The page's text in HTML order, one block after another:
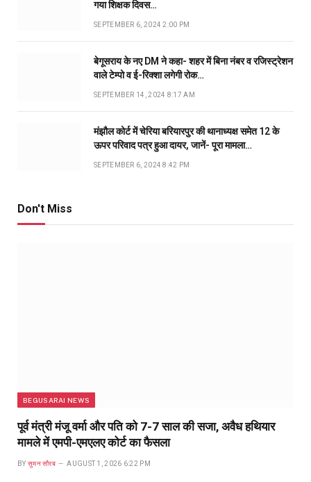
गया शिक्षक दिवस…
SEPTEMBER 6, 2024 2:00 PM
बेगूसराय के नए DM ने कहा- शहर में बिना नंबर व रजिस्ट्रेशन
वाले टेम्पो व ई-रिक्शा लगेगी रोक…
SEPTEMBER 14, 2024 8:17 AM
मंझौल कोर्ट में चेरिया बरियारपुर की थानाध्यक्ष समेत 12 के
ऊपर परिवाद पत्र हुआ दायर, जानें- पूरा मामला…
SEPTEMBER 6, 2024 8:42 PM
Don't Miss
BEGUSARAI NEWS
पूर्व मंत्री मंजू वर्मा और पति को 7-7 साल की सजा, अवैध हथियार
मामले में एमपी-एमएलए कोर्ट का फैसला
BY सुमन सौरब AUGUST 1, 2026 6:22 PM